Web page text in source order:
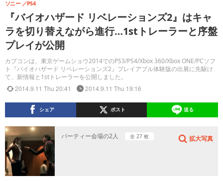
『バイオハザード リベレーションズ2』はキャ
ラを切り替えながら進行…1stトレーラーと序盤
プレイが公開
カプコンは、東京ゲームショウ2014でのPS3/PS4/Xbox 360/Xbox ONE/PCソフ
ト『バイオハザード リベレーションズ2』プレイアブル体験版の出展に先駆け
て、新情報と1stトレーラーを公開しました。
ソニー PS4
2014.9.11 Thu 20:41 2014.9.11 Thu 19:16
シェア ポスト 送る
パーティー会場の2人 全 27 枚 拡大写真